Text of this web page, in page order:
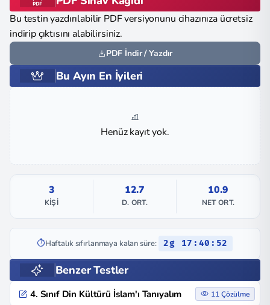
Bu testin yazdırılabilir PDF versiyonunu cihazınıza ücretsiz
indirip çıktısını alabilirsiniz.
PDF İndir / Yazdır
Bu Ayın En İyileri
Henüz kayıt yok.
3
KIŞI
12.7
D. ORT.
10.9
NET ORT.
⏱️Haftalık sıfırlanmaya kalan süre: 2g 17:40:51
Benzer Testler
4. Sınıf Din Kültürü İslam'ı Tanıyalım 11 Çözülme